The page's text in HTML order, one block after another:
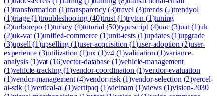
(1)transformation (1)transparency (3)travel (3)trends (2)trendyol
(1)triage (1)troubleshooting (40)trust (1)tryton (1)tuning
(2)turborepo (1)turkey (4)tutorial (50)typescript (4)uae (3)uat (1)uk
(2)uk-vat (1)unified-commerce (1)unit-tests (1)updates (1)upgrade
(3)upsell (1)upselling (1)user-acquisition (1)user-adoption (2)user-
experience (3)utilization (1)ux (1)v4 (1)validation (1)variance-
analysis (1)vat (16)vector-database (1)vehicle-management
(1)vehicle-tracking (1)vendor-coordination (1)vendor-evaluation
(1)vendor-management (4)vendor-risk (1)vendor-selection (2)vercel-
ai-sdk (1)vertical-ai (1)vertipaq (1)vietnam (1)views (1)vision-2030